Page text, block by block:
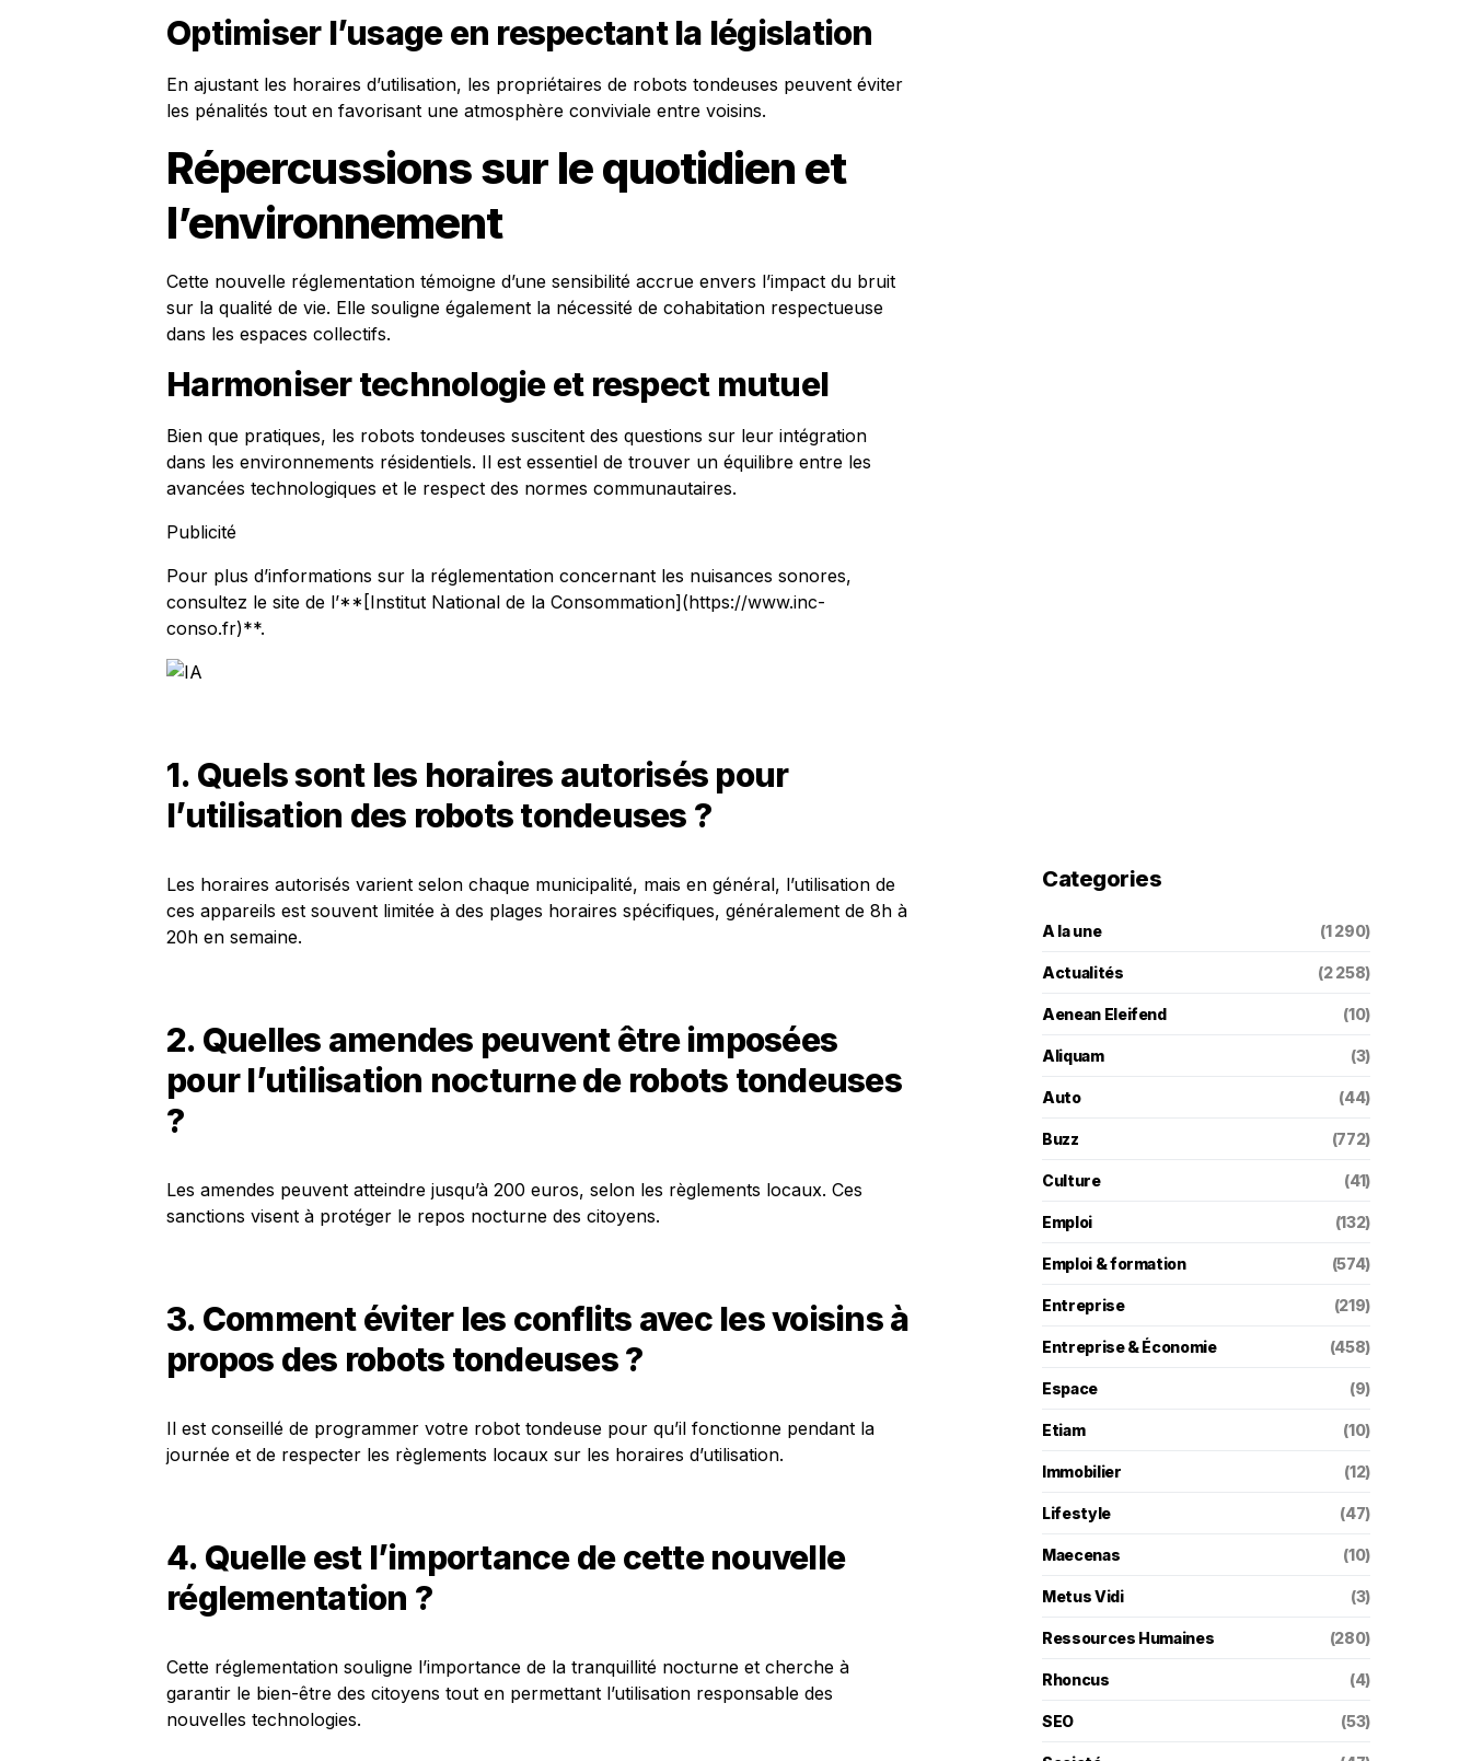
Optimiser l’usage en respectant la législation
En ajustant les horaires d’utilisation, les propriétaires de robots tondeuses peuvent éviter
les pénalités tout en favorisant une atmosphère conviviale entre voisins.
Répercussions sur le quotidien et
l’environnement
Cette nouvelle réglementation témoigne d’une sensibilité accrue envers l’impact du bruit
sur la qualité de vie. Elle souligne également la nécessité de cohabitation respectueuse
dans les espaces collectifs.
Harmoniser technologie et respect mutuel
Bien que pratiques, les robots tondeuses suscitent des questions sur leur intégration
dans les environnements résidentiels. Il est essentiel de trouver un équilibre entre les
avancées technologiques et le respect des normes communautaires.
Publicité
Pour plus d’informations sur la réglementation concernant les nuisances sonores,
consultez le site de l’**[Institut National de la Consommation](https://www.inc-
conso.fr)**.
1. Quels sont les horaires autorisés pour
l’utilisation des robots tondeuses ?
Les horaires autorisés varient selon chaque municipalité, mais en général, l’utilisation de
ces appareils est souvent limitée à des plages horaires spécifiques, généralement de 8h à
20h en semaine.
2. Quelles amendes peuvent être imposées
pour l’utilisation nocturne de robots tondeuses
?
Les amendes peuvent atteindre jusqu’à 200 euros, selon les règlements locaux. Ces
sanctions visent à protéger le repos nocturne des citoyens.
3. Comment éviter les conflits avec les voisins à
propos des robots tondeuses ?
Il est conseillé de programmer votre robot tondeuse pour qu’il fonctionne pendant la
journée et de respecter les règlements locaux sur les horaires d’utilisation.
4. Quelle est l’importance de cette nouvelle
réglementation ?
Cette réglementation souligne l’importance de la tranquillité nocturne et cherche à
garantir le bien-être des citoyens tout en permettant l’utilisation responsable des
nouvelles technologies.
Categories
A la une (1 290)
Actualités (2 258)
Aenean Eleifend (10)
Aliquam (3)
Auto (44)
Buzz (772)
Culture (41)
Emploi (132)
Emploi & formation (574)
Entreprise (219)
Entreprise & Économie (458)
Espace (9)
Etiam (10)
Immobilier (12)
Lifestyle (47)
Maecenas (10)
Metus Vidi (3)
Ressources Humaines (280)
Rhoncus (4)
SEO (53)